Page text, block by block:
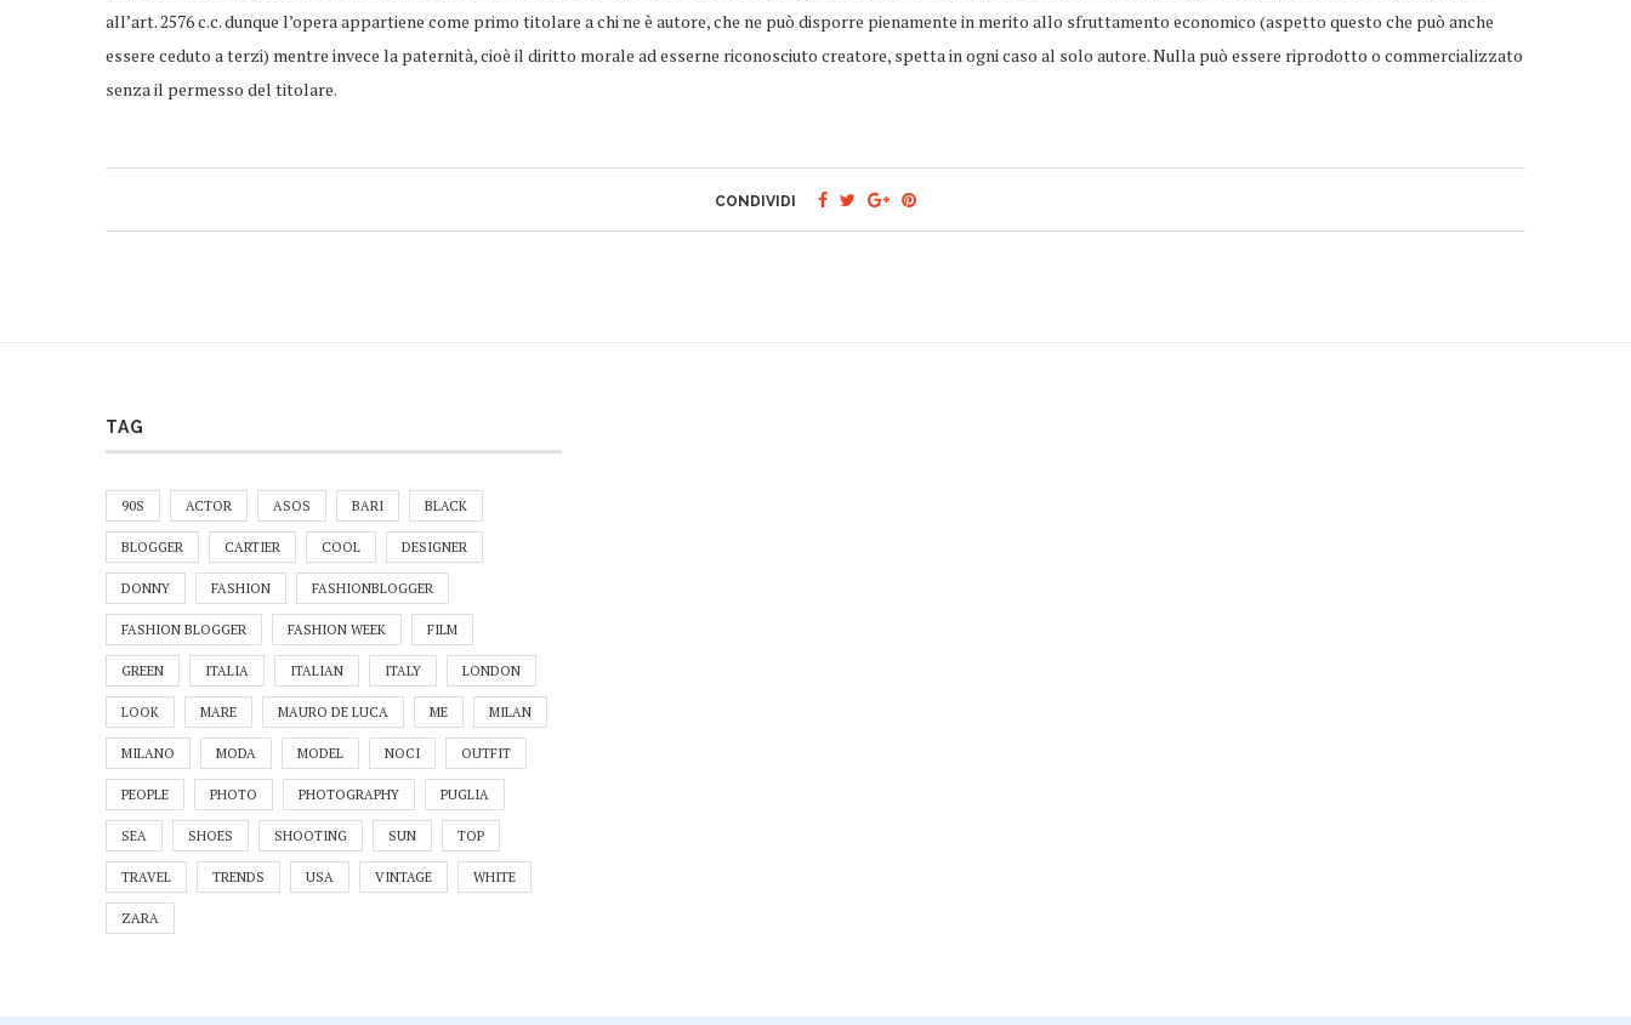
all’art. 2576 c.c. dunque l’opera appartiene come primo titolare a chi ne è autore, che ne può disporre pienamente in merito allo sfruttamento economico (aspetto questo che può anche
essere ceduto a terzi) mentre invece la paternità, cioè il diritto morale ad esserne riconosciuto creatore, spetta in ogni caso al solo autore. Nulla può essere riprodotto o commercializzato
senza il permesso del titolare.
CONDIVIDI
TAG
90S ACTOR ASOS BARI BLACK
BLOGGER CARTIER COOL DESIGNER
DONNY FASHION FASHIONBLOGGER
FASHION BLOGGER FASHION WEEK FILM
GREEN ITALIA ITALIAN ITALY LONDON
LOOK MARE MAURO DE LUCA ME MILAN
MILANO MODA MODEL NOCI OUTFIT
PEOPLE PHOTO PHOTOGRAPHY PUGLIA
SEA SHOES SHOOTING SUN TOP
TRAVEL TRENDS USA VINTAGE WHITE
ZARA